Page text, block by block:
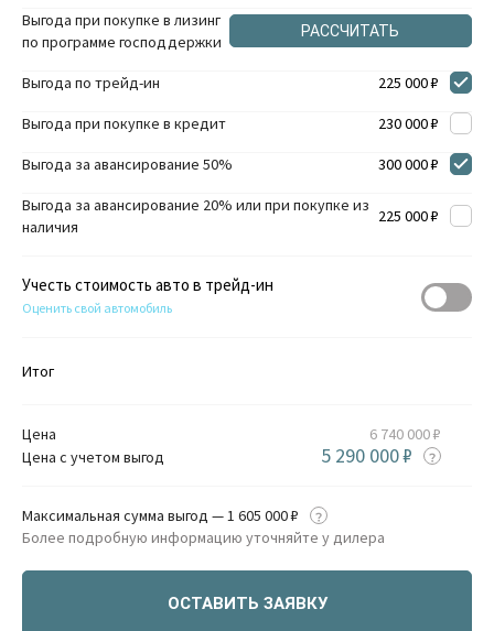
Выгода при покупке в лизинг
по программе господдержки
РАССЧИТАТЬ
Выгода по трейд-ин 225 000 ₽
Выгода при покупке в кредит 230 000 ₽
Выгода за авансирование 50% 300 000 ₽
Выгода за авансирование 20% или при покупке из
наличия
225 000 ₽
Учесть стоимость авто в трейд-ин
Оценить свой автомобиль
Итог
Цена
6 740 000 ₽
Цена с учетом выгод
5 290 000 ₽
Максимальная сумма выгод — 1 605 000 ₽
Более подробную информацию уточняйте у дилера
ОСТАВИТЬ ЗАЯВКУ